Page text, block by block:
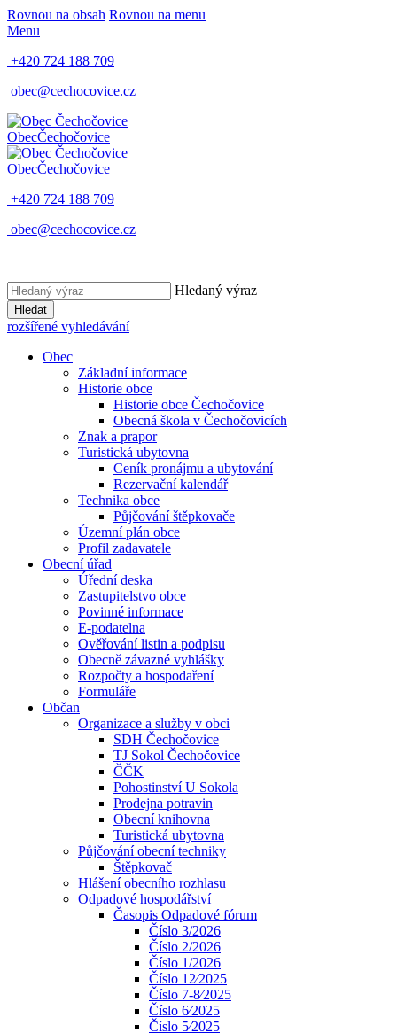
Rovnou na obsah Rovnou na menu
Menu
+420 724 188 709
obec@cechocovice.cz
ObecČechočovice
ObecČechočovice
+420 724 188 709
obec@cechocovice.cz
Hledaný výraz
Hledat
rozšířené vyhledávání
Obec
Základní informace
Historie obce
Historie obce Čechočovice
Obecná škola v Čechočovicích
Znak a prapor
Turistická ubytovna
Ceník pronájmu a ubytování
Rezervační kalendář
Technika obce
Půjčování štěpkovače
Územní plán obce
Profil zadavatele
Obecní úřad
Úřední deska
Zastupitelstvo obce
Povinné informace
E-podatelna
Ověřování listin a podpisu
Obecně závazné vyhlášky
Rozpočty a hospodaření
Formuláře
Občan
Organizace a služby v obci
SDH Čechočovice
TJ Sokol Čechočovice
ČČK
Pohostinství U Sokola
Prodejna potravin
Obecní knihovna
Turistická ubytovna
Půjčování obecní techniky
Štěpkovač
Hlášení obecního rozhlasu
Odpadové hospodářství
Časopis Odpadové fórum
Číslo 3/2026
Číslo 2/2026
Číslo 1/2026
Číslo 12⁄2025
Číslo 7-8⁄2025
Číslo 6⁄2025
Číslo 5⁄2025